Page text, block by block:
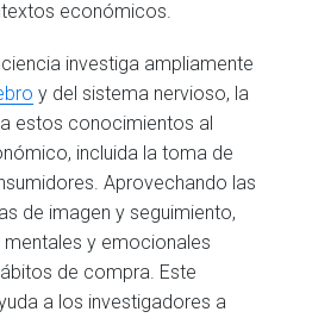
económicos.
investiga ampliamente
y del sistema nervioso, la
estos conocimientos al
incluida la toma de
Aprovechando las
de imagen y seguimiento,
y emocionales
de compra. Este
a los investigadores a